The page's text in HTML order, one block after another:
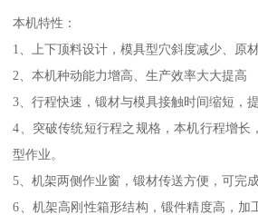
本机特性：
1、上下顶料设计，模具型穴斜度减少、原
2、本机种动能力增高、生产效率大大提高
3、行程快速，锻材与模具接触时间缩短，
4、突破传统短行程之规格，本机行程增长
型作业。
5、机架两侧作业窗，锻材传送方便，可完
6、机架高刚性箱形结构，锻件精度高，加